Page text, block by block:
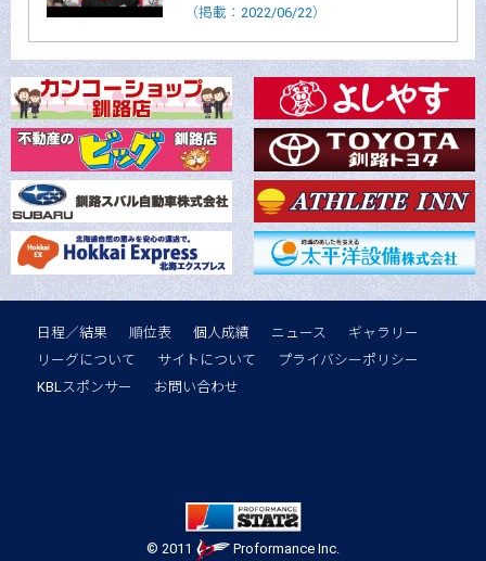
（掲載：2022/06/22）
日程／結果 順位表 個人成績 ニュース
ギャラリー
リーグについて
サイトについて
プライバシーポリシー
KBLスポンサー
お問い合わせ
© 2011 Proformance Inc.